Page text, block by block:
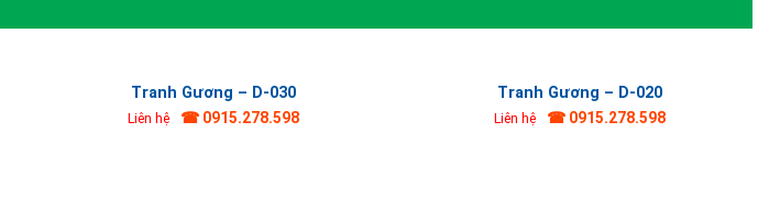
Tranh Gương – D-030
Liên hệ ☎ 0915.278.598
Tranh Gương – D-020
Liên hệ ☎ 0915.278.598